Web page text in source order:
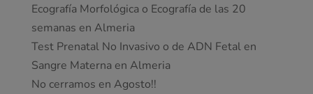
Ecografía Morfológica o Ecografía de las 20
semanas en Almeria
Test Prenatal No Invasivo o de ADN Fetal en
Sangre Materna en Almeria
No cerramos en Agosto!!